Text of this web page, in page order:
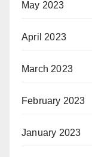
May 2023
April 2023
March 2023
February 2023
January 2023